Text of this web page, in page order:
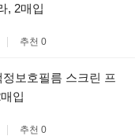
, 2매입
추천 0
보호필름 스크린 프
입
추천 0